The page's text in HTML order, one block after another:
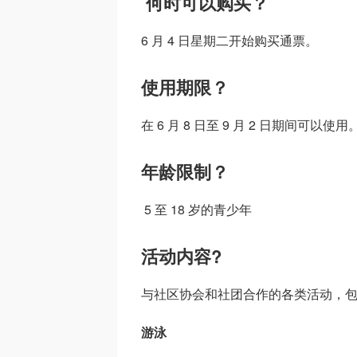
6 月 4 日星期二开始购买通票。
使用期限？
在 6 月 8 日至 9 月 2 日期间可以使用。
年龄限制？
5 至 18 岁的青少年
活动内容?
与社区协会和社团合作的各类活动，包
游泳